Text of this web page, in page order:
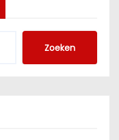
Zoeken